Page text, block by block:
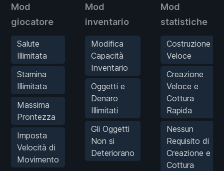
Mod
giocatore
Salute
Illimitata
Stamina
Illimitata
Massima
Prontezza
Imposta
Velocità di
Movimento
Mod
inventario
Modifica
Capacità
Inventario
Oggetti e
Denaro
Illimitati
Gli Oggetti
Non si
Deteriorano
Mod
statistiche
Costruzione
Veloce
Creazione
Veloce e
Cottura
Rapida
Nessun
Requisito di
Creazione e
Cottura